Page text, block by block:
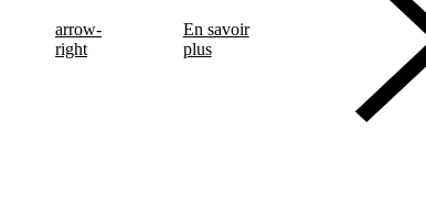
arrow-
right
En savoir
plus